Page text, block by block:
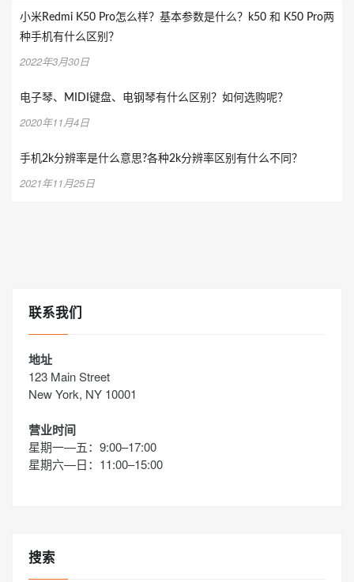
小米Redmi K50 Pro怎么样？基本参数是什么？k50 和 K50 Pro两
种手机有什么区别？
2022年3月30日
电子琴、MIDI键盘、电钢琴有什么区别？如何选购呢？
2020年11月4日
手机2k分辨率是什么意思?各种2k分辨率区别有什么不同？
2021年11月25日
联系我们
地址
123 Main Street
New York, NY 10001
营业时间
星期一—五：9:00–17:00
星期六—日：11:00–15:00
搜索